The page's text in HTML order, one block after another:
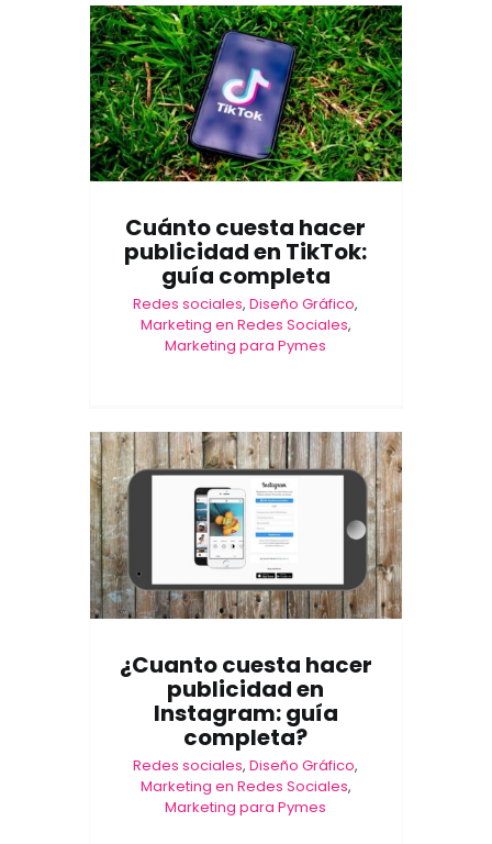
Cuánto cuesta hacer
publicidad en TikTok:
guía completa
Redes sociales,Diseño Gráfico,
Marketing en Redes Sociales,
Marketing para Pymes
¿Cuanto cuesta hacer
publicidad en
Instagram: guía
completa?
Redes sociales,Diseño Gráfico,
Marketing en Redes Sociales,
Marketing para Pymes